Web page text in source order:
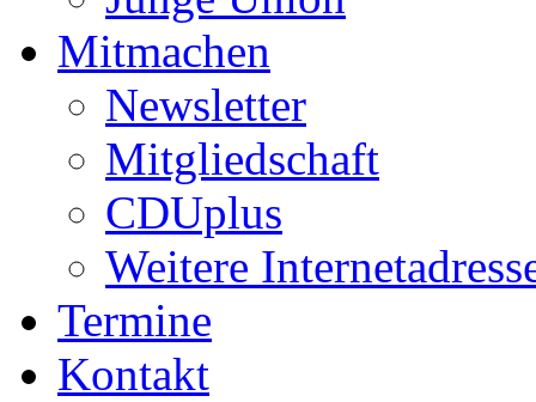
Mitmachen
Newsletter
Mitgliedschaft
CDUplus
Weitere
Termine
Kontakt